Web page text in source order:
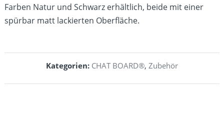
Farben Natur und Schwarz erhältlich, beide mit einer
spürbar matt lackierten Oberfläche.
Kategorien: CHAT BOARD®, Zubehör